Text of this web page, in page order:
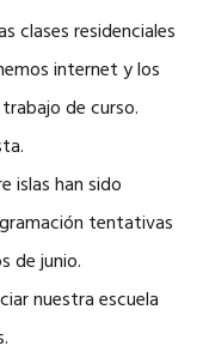
clases residenciales
internet y los
de curso.
islas han sido
tentativas
de junio.
nuestra escuela